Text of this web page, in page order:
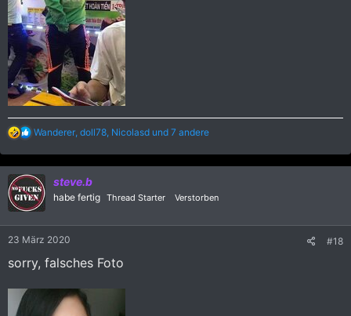
R
a
k
t
i
o
n
Wanderer, doll78, Nicolasd und 7 andere
steve.b
habe fertig Thread Starter Verstorben
23 März 2020 #18
sorry, falsches Foto